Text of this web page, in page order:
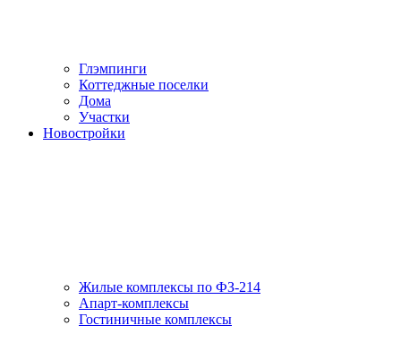
Глэмпинги
Коттеджные поселки
Дома
Участки
Новостройки
Жилые комплексы по ФЗ-214
Апарт-комплексы
Гостиничные комплексы